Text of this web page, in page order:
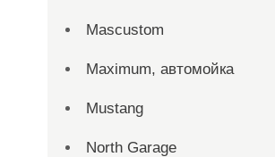
Mascustom
Maximum, автомойка
Mustang
North Garage